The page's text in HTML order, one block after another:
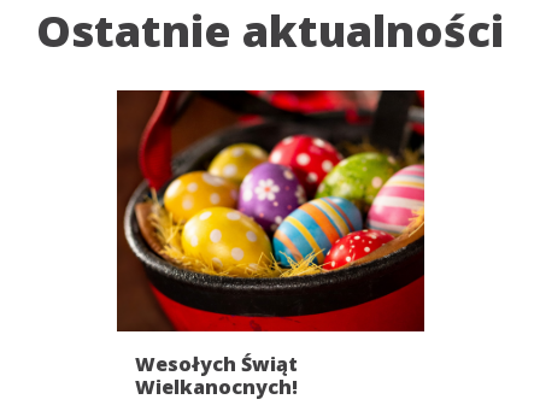
Ostatnie aktualności
Wesołych Świąt
Wielkanocnych!